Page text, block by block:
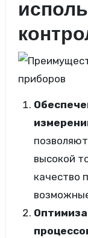
высокой
качество